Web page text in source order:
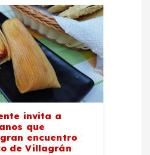
invita a
que
encuentro
de Villagrán